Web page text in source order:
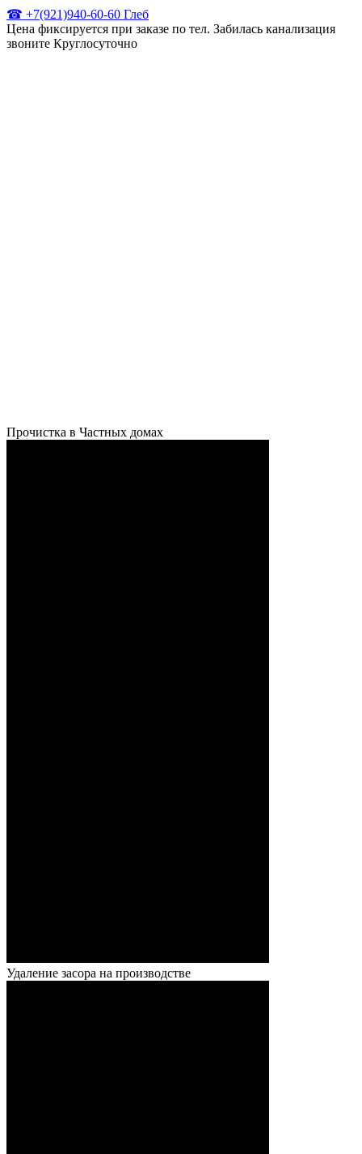
☎ +7(921)940-60-60 Глеб
Цена фиксируется при заказе по тел. Забилась канализация
звоните Круглосуточно
Прочистка в Частных домах
Удаление засора на производстве